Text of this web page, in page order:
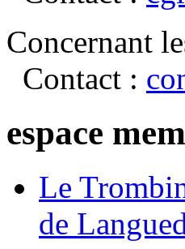
Concernant
Contact :
espace
Le
de